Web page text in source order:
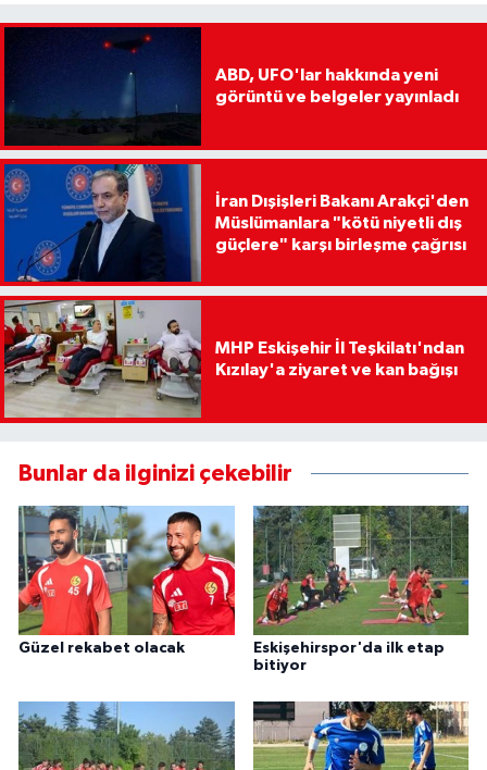
ABD, UFO'lar hakkında yeni
görüntü ve belgeler yayınladı
İran Dışişleri Bakanı Arakçi'den
Müslümanlara "kötü niyetli dış
güçlere" karşı birleşme çağrısı
MHP Eskişehir İl Teşkilatı'ndan
Kızılay'a ziyaret ve kan bağışı
Bunlar da ilginizi çekebilir
Güzel rekabet olacak
Eskişehirspor'da ilk etap
bitiyor